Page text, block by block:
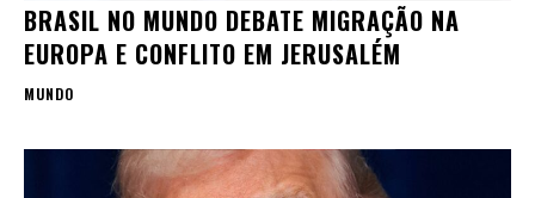
BRASIL NO MUNDO DEBATE MIGRAÇÃO NA
EUROPA E CONFLITO EM JERUSALÉM
MUNDO